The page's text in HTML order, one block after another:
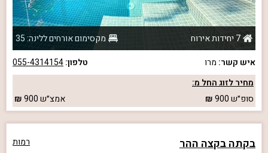
7 יחידות אירוח
מקסימום אורחים ללינה: 35
איש קשר: מרו טלפון:055-4314154
מחיר לזוג החל מ:
סופ״ש900 אמצ״ש900
בקתה בקצה ההר רמות